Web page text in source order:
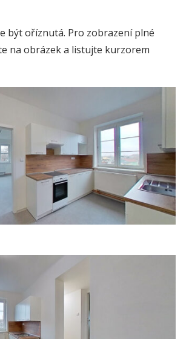
být oříznutá. Pro zobrazení plné
na obrázek a listujte kurzorem